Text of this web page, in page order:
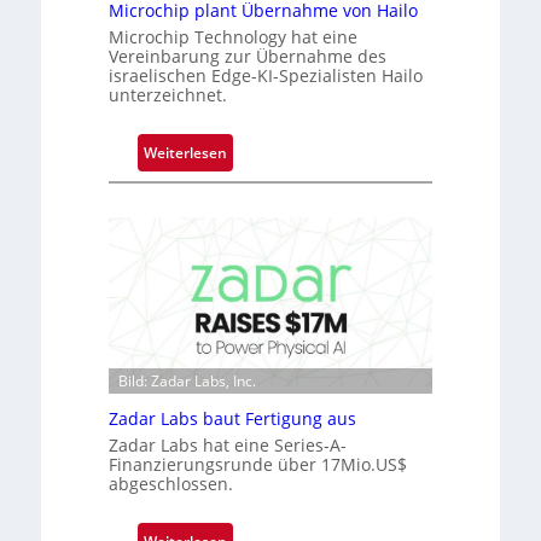
ü
b
e
r
i
m
m
a
r
k
V
i
s
i
o
n
Microchip plant Übernahme von Hailo
Microchip Technology hat eine
Vereinbarung zur Übernahme des
israelischen Edge-KI-Spezialisten Hailo
unterzeichnet.
Weiterlesen:
M
o
c
h
i
l
a
n
Ü
Bild: Zadar Labs, Inc.
Zadar Labs baut Fertigung aus
Zadar Labs hat eine Series-A-
Finanzierungsrunde über 17Mio.US$
abgeschlossen.